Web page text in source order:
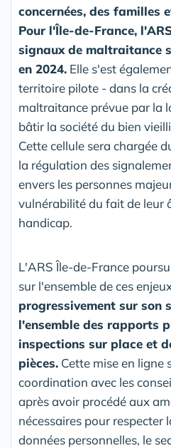
concernées, des familles
Pour l'Île-de-France,
signaux de maltraitance
en 2024. Elle s'est
territoire pilote - dans la
maltraitance prévue par la
bâtir la société du bien
Cette cellule sera chargée
la régulation des
envers les personnes
vulnérabilité du fait de leur
handicap.
L'ARS Île-de-France
sur l'ensemble de ces
progressivement sur son
l'ensemble des rapports
inspections sur place et
pièces. Cette mise en ligne
coordination avec les
après avoir procédé aux
nécessaires pour respecter
données personnelles, le